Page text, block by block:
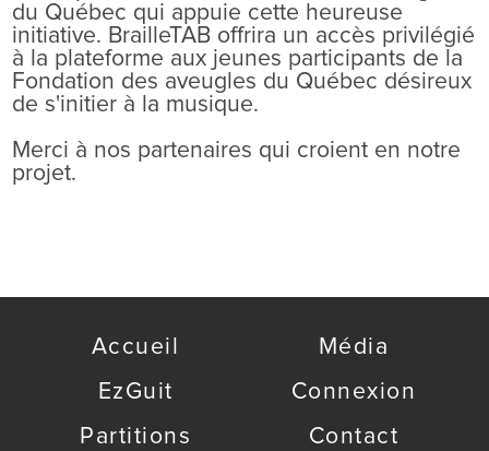
du Québec qui appuie cette heureuse
initiative. BrailleTAB offrira un accès privilégié
à la plateforme aux jeunes participants de la
Fondation des aveugles du Québec désireux
de s'initier à la musique.
Merci à nos partenaires qui croient en notre
projet.
Accueil
EzGuit
Partitions
Média
Connexion
Contact